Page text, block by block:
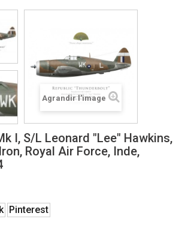
Agrandir l'image
I, S/L Leonard "Lee" Hawkins,
Royal Air Force, Inde,
Pinterest